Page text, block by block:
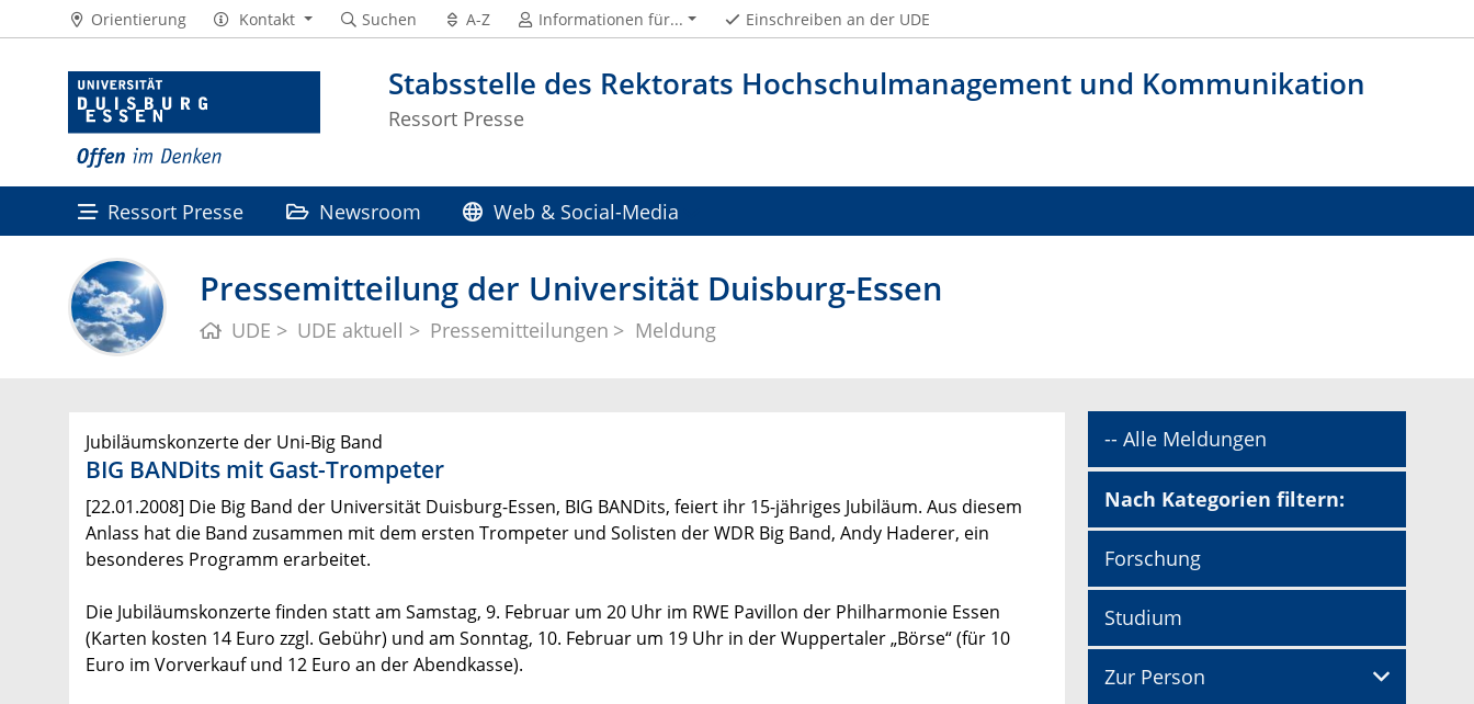
Stabsstelle des Rektorats Hochschulmanagement und Kommunikation
Ressort Presse
Orientierung Kontakt Suchen A-Z Informationen für... Einschreiben an der UDE
Ressort Presse Newsroom Web & Social-Media
Pressemitteilung der Universität Duisburg-Essen
UDE UDE aktuell Pressemitteilungen Meldung
Jubiläumskonzerte der Uni-Big Band
BIG BANDits mit Gast-Trompeter
[22.01.2008] Die Big Band der Universität Duisburg-Essen, BIG BANDits, feiert ihr 15-jähriges Jubiläum. Aus diesem
Anlass hat die Band zusammen mit dem ersten Trompeter und Solisten der WDR Big Band, Andy Haderer, ein
besonderes Programm erarbeitet.
Die Jubiläumskonzerte finden statt am Samstag, 9. Februar um 20 Uhr im RWE Pavillon der Philharmonie Essen
(Karten kosten 14 Euro zzgl. Gebühr) und am Sonntag, 10. Februar um 19 Uhr in der Wuppertaler „Börse“ (für 10
Euro im Vorverkauf und 12 Euro an der Abendkasse).
-- Alle Meldungen
Nach Kategorien filtern:
Forschung
Studium
Zur Person